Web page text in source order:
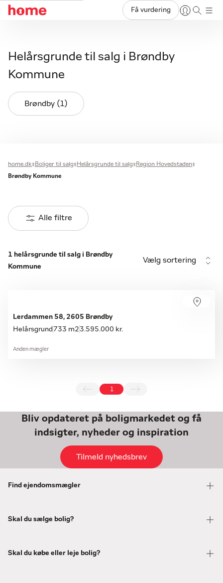
Få vurdering
Helårsgrunde til salg i Brøndby
Kommune
Brøndby (1)
home.dk Boliger til salg Helårsgrunde til salg
Region Hovedstaden
Brøndby Kommune
Alle filtre
1 helårsgrunde til salg i Brøndby
Kommune
Vælg sortering
Lerdammen 58, 2605 Brøndby
Helårsgrund 733 m2 3.595.000 kr.
Anden mægler
Bliv opdateret på boligmarkedet og få
indsigter, nyheder og inspiration
Tilmeld nyhedsbrev
Find ejendomsmægler
Skal du sælge bolig?
Skal du købe eller leje bolig?